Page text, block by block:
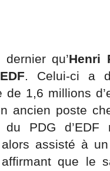
dernier qu’Henri
EDF. Celui-ci a
1,6 millions
ancien poste
PDG d’EDF
assisté à
que le